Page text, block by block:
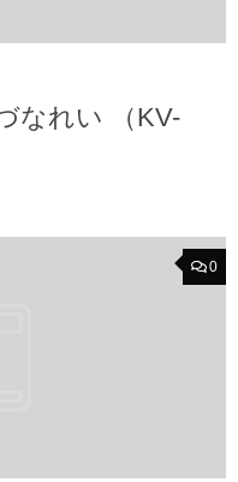
なれい （KV-
0